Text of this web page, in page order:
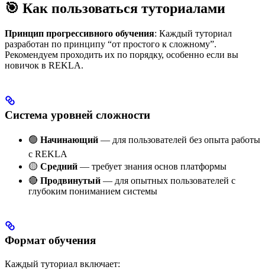
🎯 Как пользоваться туториалами
Принцип прогрессивного обучения: Каждый туториал
разработан по принципу “от простого к сложному”.
Рекомендуем проходить их по порядку, особенно если вы
новичок в REKLA.
Система уровней сложности
🟢 Начинающий — для пользователей без опыта работы
с REKLA
🟡 Средний — требует знания основ платформы
🔴 Продвинутый — для опытных пользователей с
глубоким пониманием системы
Формат обучения
Каждый туториал включает: